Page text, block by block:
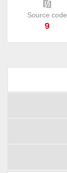
Source code
9